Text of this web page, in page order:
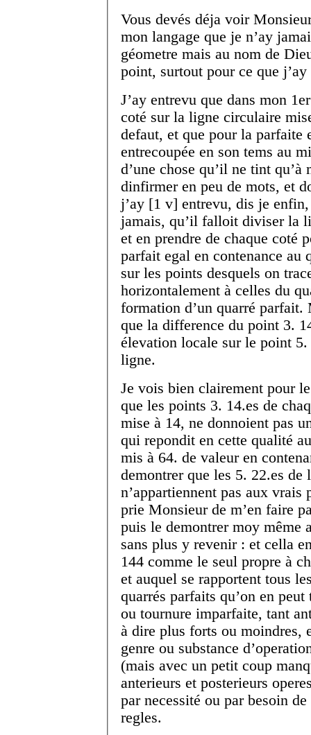
Vous devés déja voir
mon langage que je n’ay
géometre mais au nom de
point, surtout pour ce que
J’ay entrevu que dans mon 1er
coté sur la ligne circulaire
defaut, et que pour la parfaite
entrecoupée en son tems au
d’une chose qu’il ne tint
dinfirmer en peu de mots, et
j’ay [1 v] entrevu, dis je
jamais, qu’il falloit diviser la
et en prendre de chaque coté
parfait egal en contenance au
sur les points desquels on
horizontalement à celles du
formation d’un quarré
que la difference du point 3.
élevation locale sur le point 5.
ligne.
Je vois bien clairement pour
que les points 3. 14.es de
mise à 14, ne donnoient pas
qui repondit en cette qualité
mis à 64. de valeur en
demontrer que les 5. 22.es de
n’appartiennent pas aux
prie Monsieur de m’en faire
puis le demontrer moy même
sans plus y revenir : et cella
144 comme le seul propre à
et auquel se rapportent tous
quarrés parfaits qu’on en
ou tournure imparfaite, tant
à dire plus forts ou moindres,
genre ou substance
(mais avec un petit coup
anterieurs et posterieurs
par necessité ou par besoin
regles.